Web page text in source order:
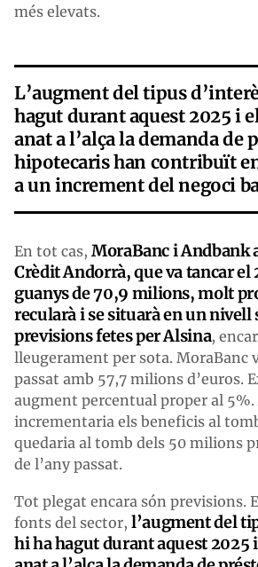
més elevats.
L’augment del tipus
hagut durant aquest 2025 i
anat a l’alça la demanda de
hipotecaris han contribuït
a un increment del negoci
En tot cas, MoraBanc i Andbank
Crèdit Andorrà, que va tancar el
guanys de 70,9 milions, molt
recularà i se situarà en un nivell
previsions fetes per Alsina,
lleugerament per sota. MoraBanc
passat amb 57,7 milions d’euros.
augment percentual proper al
incrementaria els beneficis al
quedaria al tomb dels 50 milions
de l’any passat.
Tot plegat encara són previsions.
fonts del sector, l’augment del
hi ha hagut durant aquest 2025